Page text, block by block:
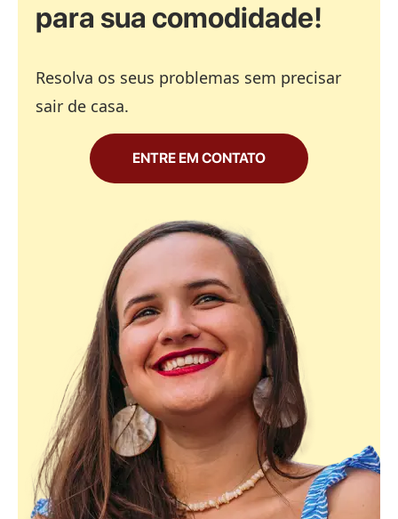
para sua comodidade!
Resolva os seus problemas sem precisar
sair de casa.
ENTRE EM CONTATO